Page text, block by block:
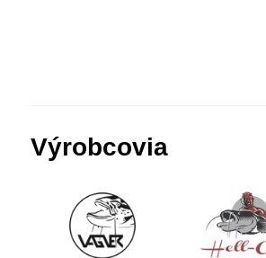
Výrobcovia